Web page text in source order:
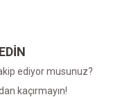
ediyor musunuz?
kaçırmayın!